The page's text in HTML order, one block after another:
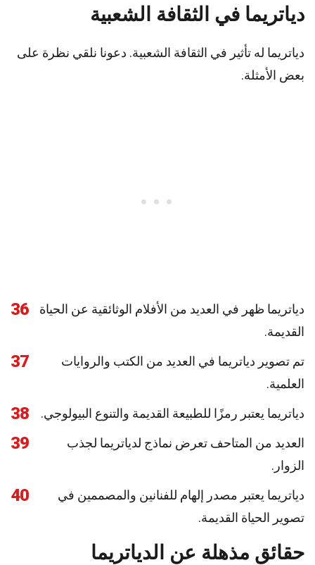
دياتريما في الثقافة الشعبية
دياتريما له تأثير في الثقافة الشعبية. دعونا نلقي نظرة على
بعض الأمثلة.
36
دياتريما ظهر في العديد من الأفلام الوثائقية عن الحياة
القديمة.
37
تم تصوير دياتريما في العديد من الكتب والروايات
العلمية.
38 دياتريما يعتبر رمزًا للطبيعة القديمة والتنوع البيولوجي.
39
العديد من المتاحف تعرض نماذج لدياتريما لجذب
الزوار.
40
دياتريما يعتبر مصدر إلهام للفنانين والمصممين في
تصوير الحياة القديمة.
حقائق مذهلة عن الدياتريما